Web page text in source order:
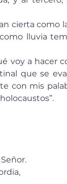
lluvia
que se
con mis